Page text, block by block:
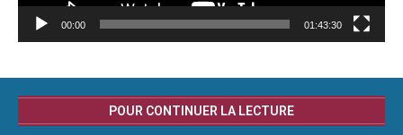
00:00 01:43:30
POUR CONTINUER LA LECTURE